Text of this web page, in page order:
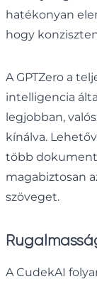
hatékonyan
hogy
A GPTZero a
intelligencia
legjobban,
kínálva.
több
magabiztosan
szöveget.
A CudekAI